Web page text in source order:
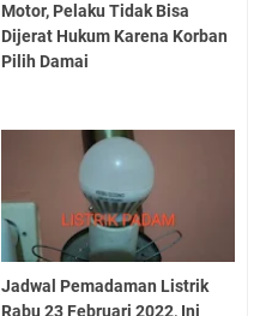
Motor, Pelaku Tidak Bisa
Dijerat Hukum Karena Korban
Pilih Damai
Jadwal Pemadaman Listrik
Rabu 23 Februari 2022, Ini